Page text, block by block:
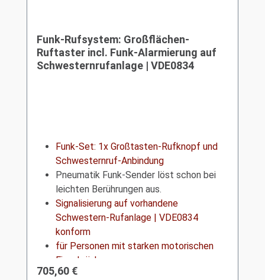
Funk-Rufsystem: Großflächen-
Ruftaster incl. Funk-Alarmierung auf
Schwesternrufanlage | VDE0834
Funk-Set: 1x Großtasten-Rufknopf und
Schwesternruf-Anbindung
Pneumatik Funk-Sender löst schon bei
leichten Berührungen aus.
Signalisierung auf vorhandene
Schwestern-Rufanlage | VDE0834
konform
für Personen mit starken motorischen
Einschränkungen
Regulärer Preis:
705,60 €